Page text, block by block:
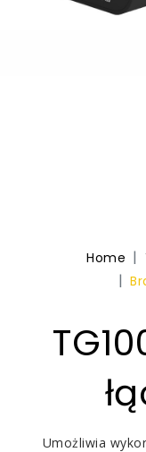
Home
Umożliwia